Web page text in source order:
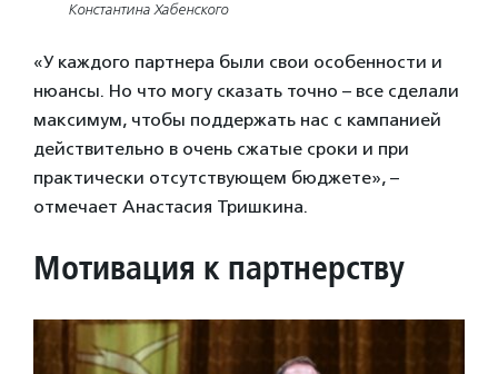
Константина Хабенского
«У каждого партнера были свои особенности и
нюансы. Но что могу сказать точно – все сделали
максимум, чтобы поддержать нас с кампанией
действительно в очень сжатые сроки и при
практически отсутствующем бюджете», –
отмечает Анастасия Тришкина.
Мотивация к партнерству